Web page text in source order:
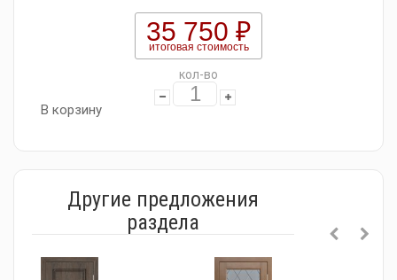
35 750 ₽
итоговая стоимость
кол-во
В корзину
Другие предложения
раздела